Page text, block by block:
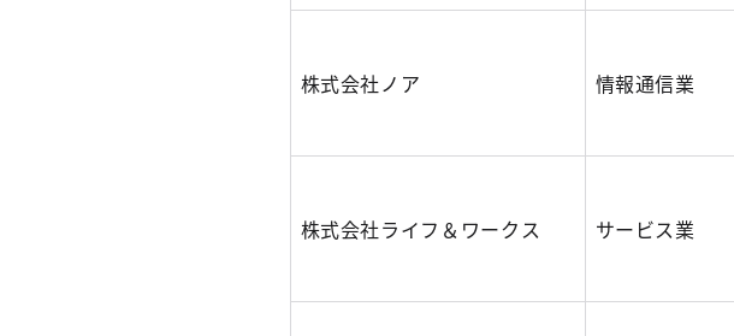
株式会社ノア 情報通信業
株式会社ライフ＆ワークス サービス業